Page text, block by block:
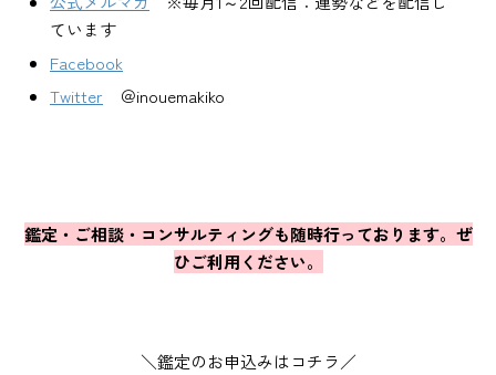
ています
Facebook
Twitter ＠inouemakiko
鑑定・ご相談・コンサルティングも随時行っております。ぜ
ひご利用ください。
＼鑑定のお申込みはコチラ／